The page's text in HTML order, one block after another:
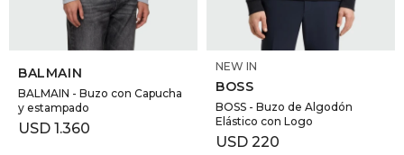
SELECCIONAR TALLE
BALMAIN
BALMAIN - Buzo con Capucha
y estampado
USD 1.360
SELECCIONAR TALLE
NEW IN
BOSS
BOSS - Buzo de Algodón
Elástico con Logo
USD 220